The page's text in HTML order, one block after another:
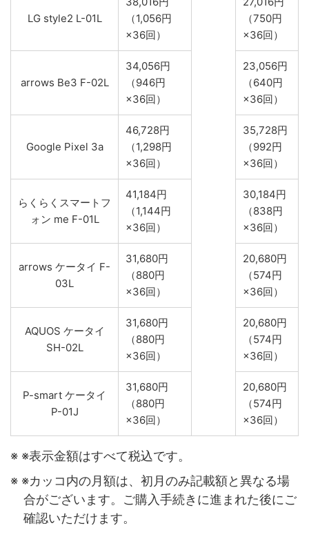
LG style2 L-01L
（1,056円
×36回）
（750円
×36回）
arrows Be3 F-02L
34,056円
（946円
×36回）
23,056円
（640円
×36回）
Google Pixel 3a
46,728円
（1,298円
×36回）
35,728円
（992円
×36回）
らくらくスマートフ
ォン me F-01L
41,184円
（1,144円
×36回）
30,184円
（838円
×36回）
arrows ケータイ F-
03L
31,680円
（880円
×36回）
20,680円
（574円
×36回）
AQUOS ケータイ
SH-02L
31,680円
（880円
×36回）
20,680円
（574円
×36回）
P-smart ケータイ
P-01J
31,680円
（880円
×36回）
20,680円
（574円
×36回）
※表示金額はすべて税込です。
※カッコ内の月額は、初月のみ記載額と異なる場
合がございます。ご購入手続きに進まれた後にご
確認いただけます。